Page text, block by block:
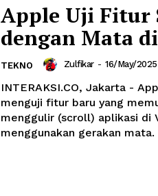
Apple Uji Fitur
dengan Mata
TEKNO Zulfikar - 16/May/2025
INTERAKSI.CO, Jakarta -
menguji fitur baru yang
menggulir (scroll) aplikasi di
menggunakan gerakan mata.